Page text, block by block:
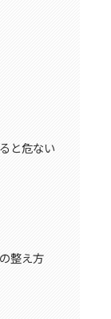
と危ない
整え方